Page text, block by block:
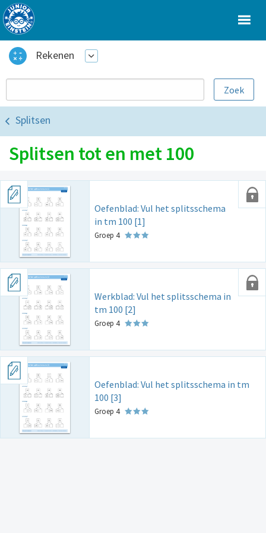
Rekenen
Splitsen
Splitsen tot en met 100
Oefenblad: Vul het splitsschema
in tm 100 [1]
Groep 4
Werkblad: Vul het splitsschema in
tm 100 [2]
Groep 4
Oefenblad: Vul het splitsschema in tm
100 [3]
Groep 4